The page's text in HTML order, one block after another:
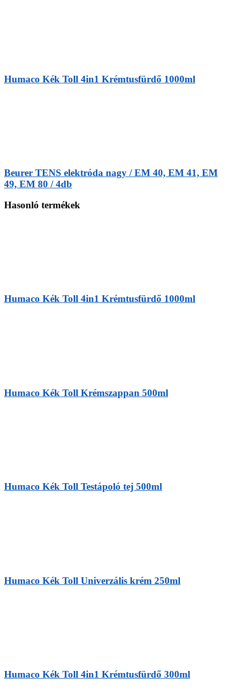
Humaco Kék Toll 4in1 Krémtusfürdő 1000ml
Beurer TENS elektróda nagy / EM 40, EM 41, EM
49, EM 80 / 4db
Hasonló termékek
Humaco Kék Toll 4in1 Krémtusfürdő 1000ml
Humaco Kék Toll Krémszappan 500ml
Humaco Kék Toll Testápoló tej 500ml
Humaco Kék Toll Univerzális krém 250ml
Humaco Kék Toll 4in1 Krémtusfürdő 300ml